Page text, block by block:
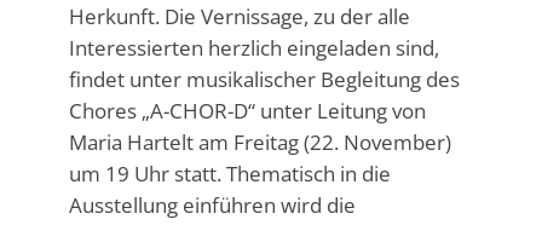
Herkunft. Die Vernissage, zu der alle
Interessierten herzlich eingeladen sind,
findet unter musikalischer Begleitung des
Chores „A-CHOR-D“ unter Leitung von
Maria Hartelt am Freitag (22. November)
um 19 Uhr statt. Thematisch in die
Ausstellung einführen wird die